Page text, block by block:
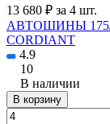
13 680 ₽ за 4 шт.
АВТОШИНЫ 175/
CORDIANT
4.9
10
В наличии
В корзину